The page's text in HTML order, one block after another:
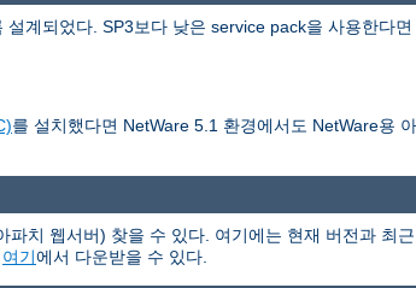
계되었다. SP3보다 낮은 service pack을 사용한다면
를 설치했다면 NetWare 5.1 환경에서도 NetWare용
파치 웹서버) 찾을 수 있다. 여기에는 현재 버전과 최
여기에서 다운받을 수 있다.